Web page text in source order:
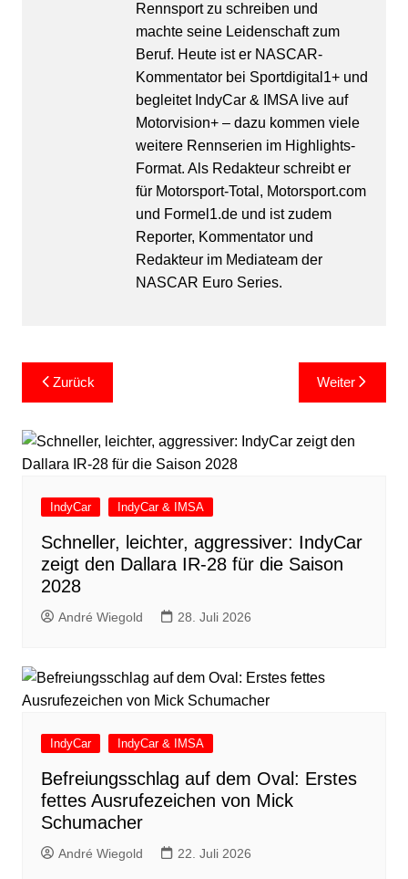
Rennsport zu schreiben und
machte seine Leidenschaft zum
Beruf. Heute ist er NASCAR-
Kommentator bei Sportdigital1+ und
begleitet IndyCar & IMSA live auf
Motorvision+ – dazu kommen viele
weitere Rennserien im Highlights-
Format. Als Redakteur schreibt er
für Motorsport-Total, Motorsport.com
und Formel1.de und ist zudem
Reporter, Kommentator und
Redakteur im Mediateam der
NASCAR Euro Series.
Beitragsnavigation
Zurück Weiter
IndyCar IndyCar & IMSA
Schneller, leichter, aggressiver: IndyCar
zeigt den Dallara IR-28 für die Saison
2028
André Wiegold 28. Juli 2026
IndyCar IndyCar & IMSA
Befreiungsschlag auf dem Oval: Erstes
fettes Ausrufezeichen von Mick
Schumacher
André Wiegold 22. Juli 2026